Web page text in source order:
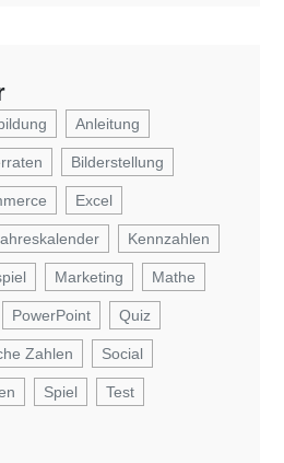
Anleitung
Bilderstellung
Excel
Kennzahlen
Marketing Mathe
PowerPoint Quiz
Zahlen Social
Spiel Test